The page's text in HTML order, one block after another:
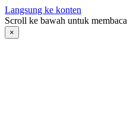
Langsung ke konten
Scroll ke bawah untuk membaca
×